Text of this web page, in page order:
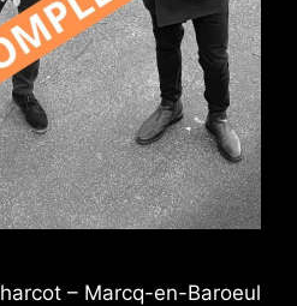
– Marcq-en-Baroeul